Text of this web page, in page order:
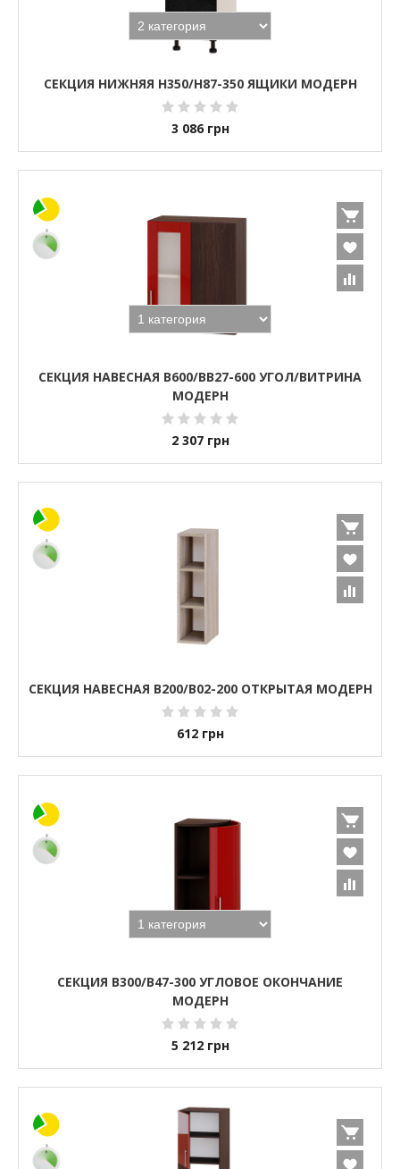
СЕКЦИЯ НИЖНЯЯ Н350/Н87-350 ЯЩИКИ МОДЕРН
3 086 грн
СЕКЦИЯ НАВЕСНАЯ В600/ВВ27-600 УГОЛ/ВИТРИНА
МОДЕРН
2 307 грн
СЕКЦИЯ НАВЕСНАЯ В200/В02-200 ОТКРЫТАЯ МОДЕРН
612 грн
СЕКЦИЯ В300/В47-300 УГЛОВОЕ ОКОНЧАНИЕ
МОДЕРН
5 212 грн